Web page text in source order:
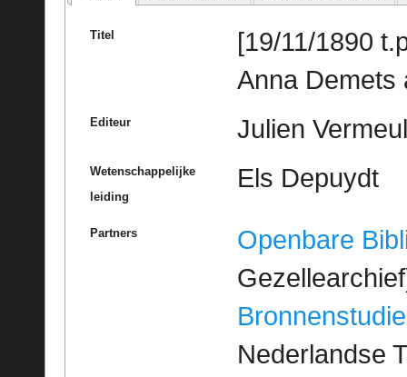
Titel
[19/11/1890
Anna Demets
Editeur Julien
Wetenschappelijke
leiding
Els Depuydt
Partners
Openbare
Bronnenstudie
Nederlandse